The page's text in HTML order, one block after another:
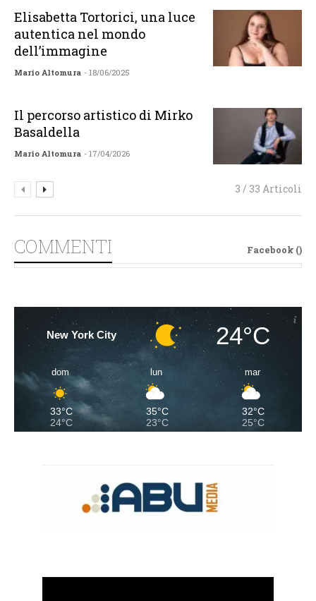
Elisabetta Tortorici, una luce
autentica nel mondo
dell’immagine
Mario Altomura - 18/06/2025
Il percorso artistico di Mirko
Basaldella
Mario Altomura - 17/04/2026
3 / 33 Articoli
COMMENTI Facebook ()
New York City 24°C
dom
33°C
24°C
lun
35°C
23°C
mar
32°C
25°C